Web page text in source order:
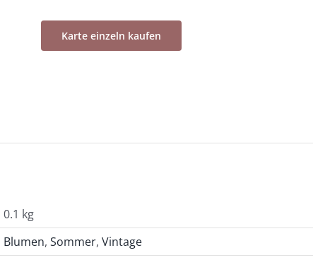
Karte einzeln kaufen
0.1 kg
Blumen, Sommer, Vintage